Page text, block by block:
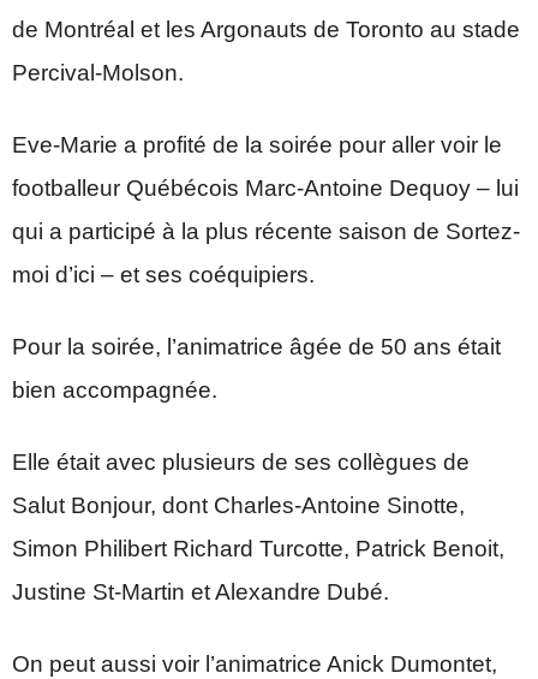
de Montréal et les Argonauts de Toronto au stade
Percival-Molson.
Eve-Marie a profité de la soirée pour aller voir le
footballeur Québécois Marc-Antoine Dequoy – lui
qui a participé à la plus récente saison de Sortez-
moi d’ici – et ses coéquipiers.
Pour la soirée, l’animatrice âgée de 50 ans était
bien accompagnée.
Elle était avec plusieurs de ses collègues de
Salut Bonjour, dont Charles-Antoine Sinotte,
Simon Philibert Richard Turcotte, Patrick Benoit,
Justine St-Martin et Alexandre Dubé.
On peut aussi voir l’animatrice Anick Dumontet,